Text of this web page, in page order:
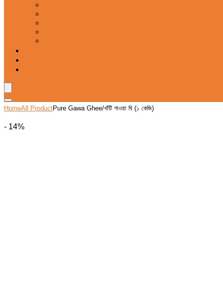
HomeAll ProductPure Gawa Ghee/খাঁটি গাওয়া ঘি (১ কেজি)
- 14%